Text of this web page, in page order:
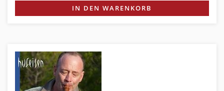
IN DEN WARENKORB